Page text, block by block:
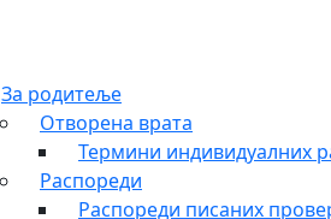
За родитеље
Отворена врата
Термини индивидуалних
Распореди
Распореди писаних